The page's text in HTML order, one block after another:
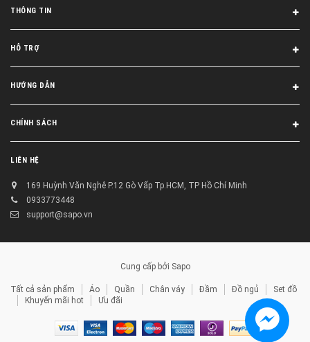
THÔNG TIN
HỖ TRỢ
HƯỚNG DẪN
CHÍNH SÁCH
LIÊN HỆ
169 Huỳnh Văn Nghê P.12 Gò Vấp Tp.HCM, TP Hồ Chí Minh
0933773448
support@sapo.vn
Cung cấp bởi Sapo
Tất cả sản phẩm Áo Quần Chân váy Đầm Đồ ngủ
Set đồ
Khuyến mãi hot
Ưu đãi